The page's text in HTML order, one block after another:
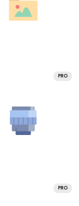
PRO
PRO